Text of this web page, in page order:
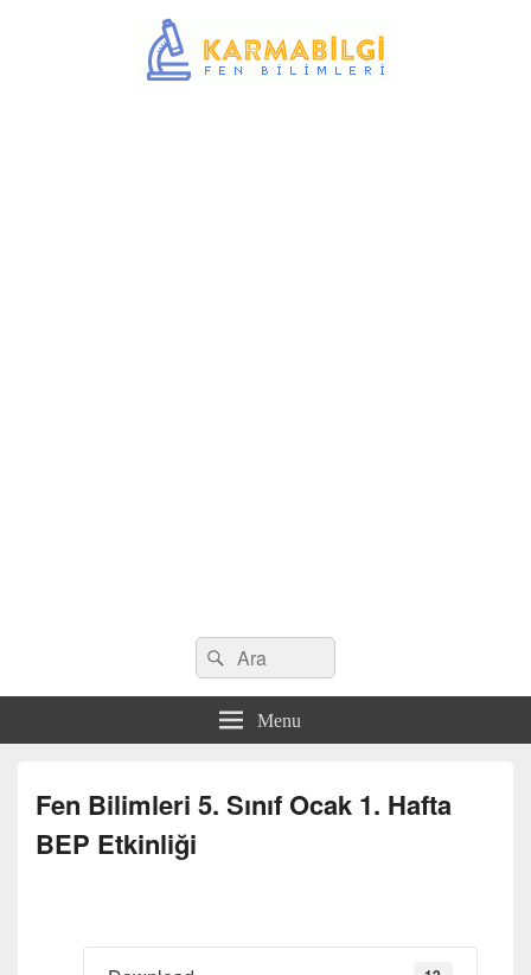
Search
for:
Ara
Menu
Fen Bilimleri 5. Sınıf Ocak 1. Hafta
BEP Etkinliği